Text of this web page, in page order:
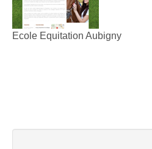
Ecole Equitation Aubigny